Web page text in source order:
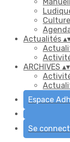
Actualités ▴
ARCHIVES ▴▾
Espace
Se